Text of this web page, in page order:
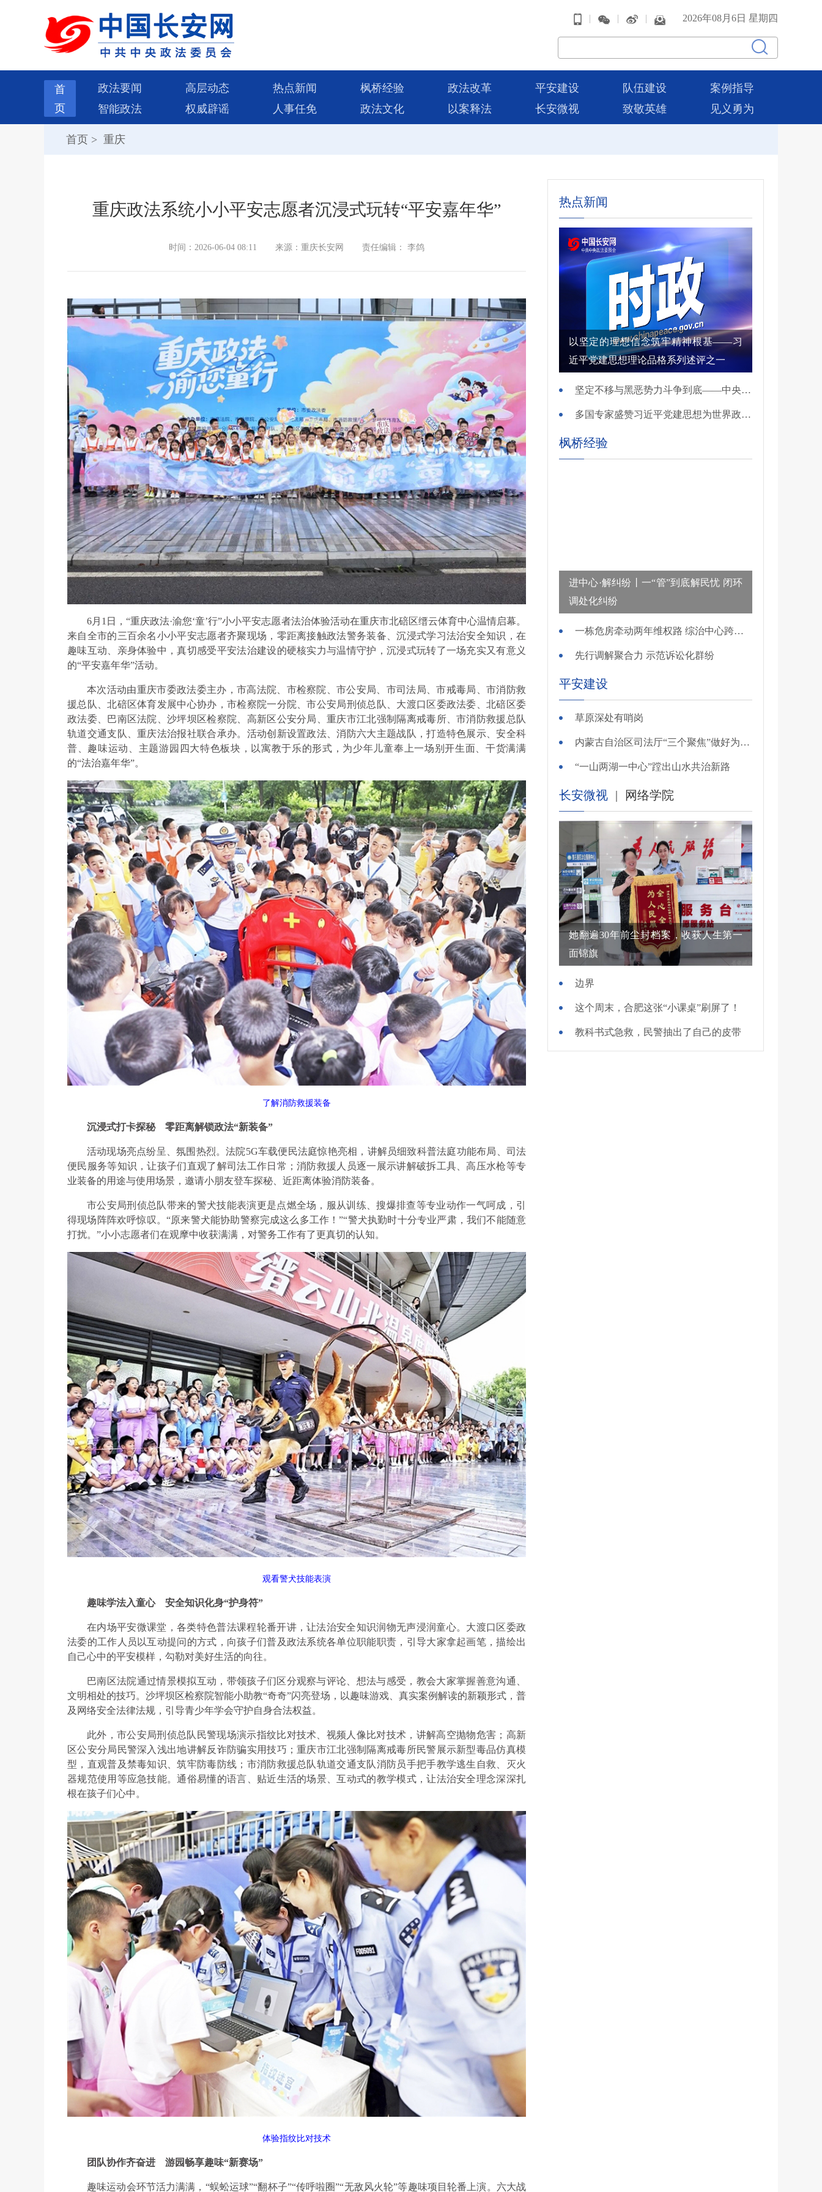
| | | 2026年08月6日 星期四
首
页
政法要闻 高层动态 热点新闻 枫桥经验 政法改革 平安建设 队伍建设
案例指导
智能政法
权威辟谣 人事任免 政法文化 以案释法 长安微视 致敬英雄 见义勇为
首页 > 重庆
重庆政法系统小小平安志愿者沉浸式玩转“平安嘉年华”
时间：2026-06-04 08:11 来源：重庆长安网 责任编辑： 李鸽
6月1日，“重庆政法·渝您‘童’行”小小平安志愿者法治体验活动在重庆市北碚区缙云体育中心温情启幕。
来自全市的三百余名小小平安志愿者齐聚现场，零距离接触政法警务装备、沉浸式学习法治安全知识，在
趣味互动、亲身体验中，真切感受平安法治建设的硬核实力与温情守护，沉浸式玩转了一场充实又有意义
的“平安嘉年华”活动。
本次活动由重庆市委政法委主办，市高法院、市检察院、市公安局、市司法局、市戒毒局、市消防救
援总队、北碚区体育发展中心协办，市检察院一分院、市公安局刑侦总队、大渡口区委政法委、北碚区委
政法委、巴南区法院、沙坪坝区检察院、高新区公安分局、重庆市江北强制隔离戒毒所、市消防救援总队
轨道交通支队、重庆法治报社联合承办。活动创新设置政法、消防六大主题战队，打造特色展示、安全科
普、趣味运动、主题游园四大特色板块，以寓教于乐的形式，为少年儿童奉上一场别开生面、干货满满
的“法治嘉年华”。
了解消防救援装备
沉浸式打卡探秘 零距离解锁政法“新装备”
活动现场亮点纷呈、氛围热烈。法院5G车载便民法庭惊艳亮相，讲解员细致科普法庭功能布局、司法
便民服务等知识，让孩子们直观了解司法工作日常；消防救援人员逐一展示讲解破拆工具、高压水枪等专
业装备的用途与使用场景，邀请小朋友登车探秘、近距离体验消防装备。
市公安局刑侦总队带来的警犬技能表演更是点燃全场，服从训练、搜爆排查等专业动作一气呵成，引
得现场阵阵欢呼惊叹。“原来警犬能协助警察完成这么多工作！”“警犬执勤时十分专业严肃，我们不能随意
打扰。”小小志愿者们在观摩中收获满满，对警务工作有了更真切的认知。
观看警犬技能表演
趣味学法入童心 安全知识化身“护身符”
在内场平安微课堂，各类特色普法课程轮番开讲，让法治安全知识润物无声浸润童心。大渡口区委政
法委的工作人员以互动提问的方式，向孩子们普及政法系统各单位职能职责，引导大家拿起画笔，描绘出
自己心中的平安模样，勾勒对美好生活的向往。
巴南区法院通过情景模拟互动，带领孩子们区分观察与评论、想法与感受，教会大家掌握善意沟通、
文明相处的技巧。沙坪坝区检察院智能小助教“奇奇”闪亮登场，以趣味游戏、真实案例解读的新颖形式，普
及网络安全法律法规，引导青少年学会守护自身合法权益。
此外，市公安局刑侦总队民警现场演示指纹比对技术、视频人像比对技术，讲解高空抛物危害；高新
区公安分局民警深入浅出地讲解反诈防骗实用技巧；重庆市江北强制隔离戒毒所民警展示新型毒品仿真模
型，直观普及禁毒知识、筑牢防毒防线；市消防救援总队轨道交通支队消防员手把手教学逃生自救、灭火
器规范使用等应急技能。通俗易懂的语言、贴近生活的场景、互动式的教学模式，让法治安全理念深深扎
根在孩子们心中。
体验指纹比对技术
团队协作齐奋进 游园畅享趣味“新赛场”
趣味运动会环节活力满满，“蜈蚣运球”“翻杯子”“传呼啦圈”“无敌风火轮”等趣味项目轮番上演。六大战
热点新闻
以坚定的理想信念筑牢精神根基——习
近平党建思想理论品格系列述评之一
坚定不移与黑恶势力斗争到底——中央政法委负责同志就开展深化扫黑除恶专项斗争有关问题答记者问
多国专家盛赞习近平党建思想为世界政党建设提供重要启迪
枫桥经验
进中心·解纠纷丨一“管”到底解民忧 闭环
调处化纠纷
一栋危房牵动两年维权路 综治中心跨省寻鉴解民忧
先行调解聚合力 示范诉讼化群纷
平安建设
草原深处有哨岗
内蒙古自治区司法厅“三个聚焦”做好为民造福实事
“一山两湖一中心”蹚出山水共治新路
长安微视 | 网络学院
她翻遍30年前尘封档案，收获人生第一
面锦旗
边界
这个周末，合肥这张“小课桌”刷屏了！
教科书式急救，民警抽出了自己的皮带